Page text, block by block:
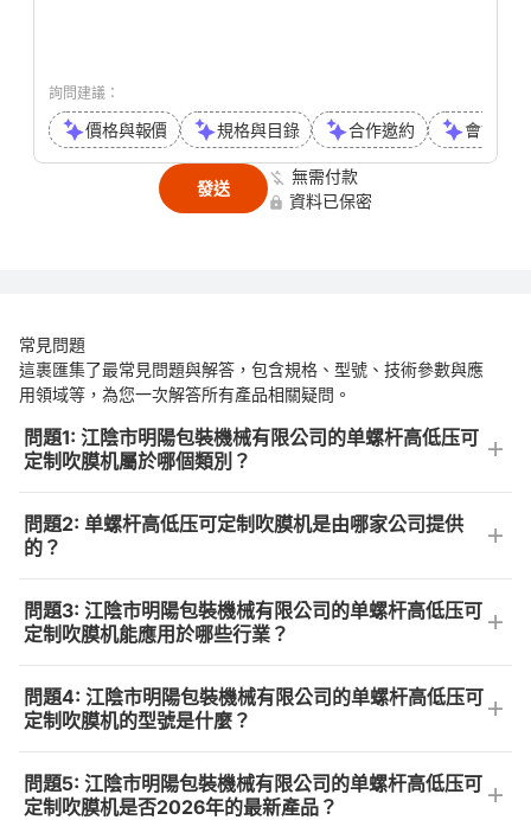
詢問建議：
價格與報價 規格與目錄 合作邀約 會議或
發送
無需付款
資料已保密
常見問題
這裹匯集了最常見問題與解答，包含規格、型號、技術參數與應
用領域等，為您一次解答所有產品相關疑問。
問題1: 江陰市明陽包裝機械有限公司的单螺杆高低压可
定制吹膜机屬於哪個類別？
問題2: 单螺杆高低压可定制吹膜机是由哪家公司提供
的？
問題3: 江陰市明陽包裝機械有限公司的单螺杆高低压可
定制吹膜机能應用於哪些行業？
問題4: 江陰市明陽包裝機械有限公司的单螺杆高低压可
定制吹膜机的型號是什麼？
問題5: 江陰市明陽包裝機械有限公司的单螺杆高低压可
定制吹膜机是否2026年的最新產品？